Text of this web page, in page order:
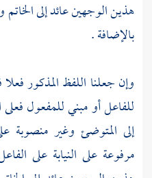
هذين الوجهين عائد إلى
بالإضافة .
وإن جعلنا اللفظ المذكور
للفاعل أو مبني للمفعول
إلى المتوضئ وغير منصوبة
مرفوعة على النيابة على